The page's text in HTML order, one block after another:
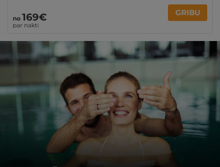
no 169€
par nakti
GRIBU